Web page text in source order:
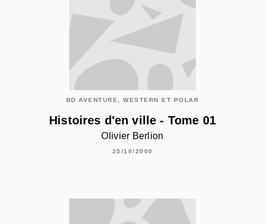
BD AVENTURE, WESTERN ET POLAR
Histoires d'en ville - Tome 01
Olivier Berlion
25/10/2000